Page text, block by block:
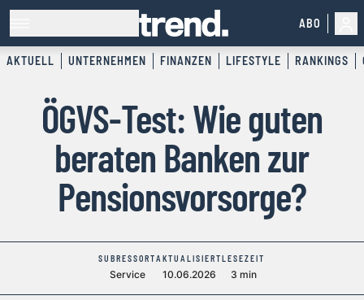
ABO
AKTUELL UNTERNEHMEN FINANZEN LIFESTYLE RANKINGS
ÖGVS-Test: Wie guten
beraten Banken zur
Pensionsvorsorge?
SUBRESSORT
Service
AKTUALISIERT
10.06.2026
LESEZEIT
3 min